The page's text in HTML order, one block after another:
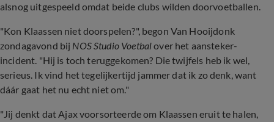
alsnog uitgespeeld omdat beide clubs wilden doorvoetballen.
"Kon Klaassen niet doorspelen?", begon Van Hooijdonk
zondagavond bij NOS Studio Voetbalover het aansteker-
incident. "Hij is toch teruggekomen? Die twijfels heb ik wel,
serieus. Ik vind het tegelijkertijd jammer dat ik zo denk, want
dáár gaat het nu echt niet om."
"Jij denkt dat Ajax voorsorteerde om Klaassen eruit te halen,